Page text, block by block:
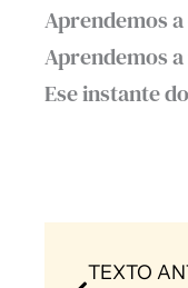
Aprendemos
Aprendemos
Ese instante
Prev
TEXTO